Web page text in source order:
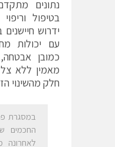
נתונים
בטיפול
ידרוש חיישנים
עם יכולות
כמובן
חלק מהשינוי
במסגרת
לאחרונה